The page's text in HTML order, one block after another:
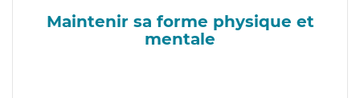
Maintenir sa forme physique et
mentale